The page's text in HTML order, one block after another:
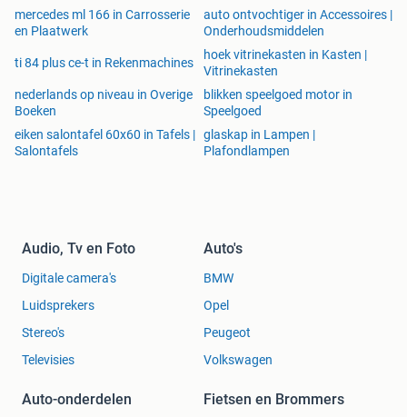
mercedes ml 166 in Carrosserie
en Plaatwerk
auto ontvochtiger in Accessoires |
Onderhoudsmiddelen
ti 84 plus ce-t in Rekenmachines
hoek vitrinekasten in Kasten |
Vitrinekasten
nederlands op niveau in Overige
Boeken
blikken speelgoed motor in
Speelgoed
eiken salontafel 60x60 in Tafels |
Salontafels
glaskap in Lampen |
Plafondlampen
Audio, Tv en Foto
Digitale camera's
Luidsprekers
Stereo's
Televisies
Auto's
BMW
Opel
Peugeot
Volkswagen
Auto-onderdelen Fietsen en Brommers